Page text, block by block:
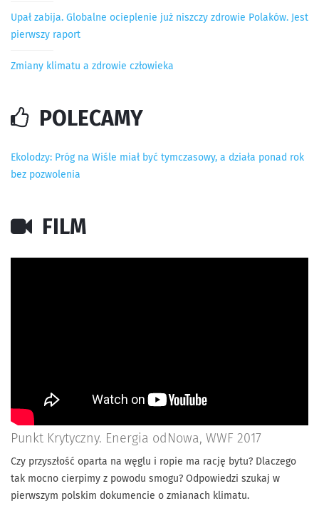
Upał zabija. Globalne ocieplenie już niszczy zdrowie Polaków. Jest
pierwszy raport
Zmiany klimatu a zdrowie człowieka
POLECAMY
Ekolodzy: Próg na Wiśle miał być tymczasowy, a działa ponad rok
bez pozwolenia
FILM
Punkt Krytyczny. Energia odNowa, WWF 2017
Czy przyszłość oparta na węglu i ropie ma rację bytu? Dlaczego
tak mocno cierpimy z powodu smogu? Odpowiedzi szukaj w
pierwszym polskim dokumencie o zmianach klimatu.